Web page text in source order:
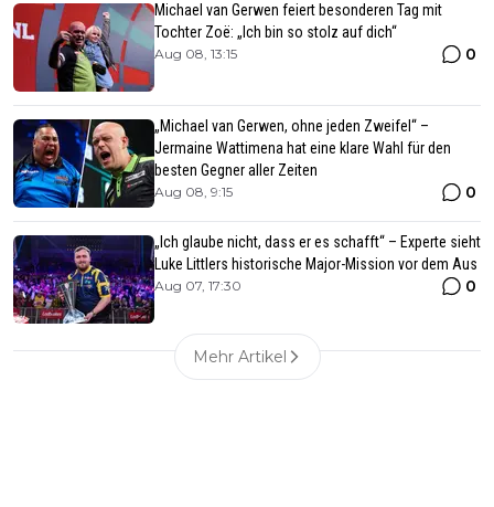
Michael van Gerwen feiert besonderen Tag mit
Tochter Zoë: „Ich bin so stolz auf dich“
Aug 08, 13:15 0
„Michael van Gerwen, ohne jeden Zweifel“ –
Jermaine Wattimena hat eine klare Wahl für den
besten Gegner aller Zeiten
Aug 08, 9:15 0
„Ich glaube nicht, dass er es schafft“ – Experte sieht
Luke Littlers historische Major-Mission vor dem Aus
Aug 07, 17:30 0
Mehr Artikel